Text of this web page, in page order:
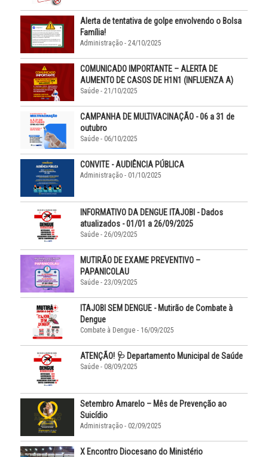
Alerta de tentativa de golpe envolvendo o Bolsa
Família!
Administração - 24/10/2025
COMUNICADO IMPORTANTE – ALERTA DE
AUMENTO DE CASOS DE H1N1 (INFLUENZA A)
Saúde - 21/10/2025
CAMPANHA DE MULTIVACINAÇÃO - 06 a 31 de
outubro
Saúde - 06/10/2025
CONVITE - AUDIÊNCIA PÚBLICA
Administração - 01/10/2025
INFORMATIVO DA DENGUE ITAJOBI - Dados
atualizados - 01/01 a 26/09/2025
Saúde - 26/09/2025
MUTIRÃO DE EXAME PREVENTIVO –
PAPANICOLAU
Saúde - 23/09/2025
ITAJOBI SEM DENGUE - Mutirão de Combate à
Dengue
Combate à Dengue - 16/09/2025
ATENÇÃO! 🩺 Departamento Municipal de Saúde
Saúde - 08/09/2025
Setembro Amarelo – Mês de Prevenção ao
Suicídio
Administração - 02/09/2025
X Encontro Diocesano do Ministério